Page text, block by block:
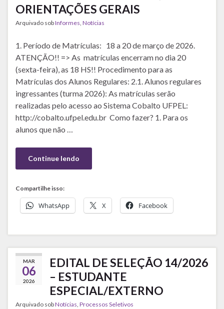
ORIENTAÇÕES GERAIS
Arquivado sobInformes, Notícias
1. Período de Matrículas: 18 a 20 de março de 2026.
ATENÇÃO!! => As matrículas encerram no dia 20
(sexta-feira), as 18 HS!! Procedimento para as
Matrículas dos Alunos Regulares: 2.1. Alunos regulares
ingressantes (turma 2026): As matrículas serão
realizadas pelo acesso ao Sistema Cobalto UFPEL:
http://cobalto.ufpel.edu.br Como fazer? 1. Para os
alunos que não …
Continue lendo
Compartilhe isso:
WhatsApp X Facebook
MAR
06
2026
EDITAL DE SELEÇÃO 14/2026
– ESTUDANTE
ESPECIAL/EXTERNO
Arquivado sobNotícias, Processos Seletivos